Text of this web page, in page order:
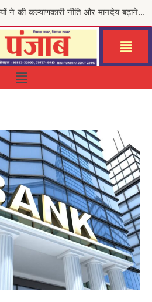
मुख्यमंत्री भगवंत सिंह मान की ‘मेरी रसोई योजना’ से जरूरतमंद परिवारों को राहत, जालंधर सेंट्रल हलका इं...